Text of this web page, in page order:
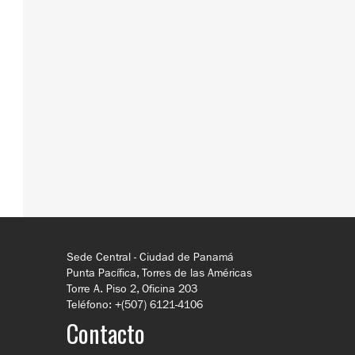
Sede Central - Ciudad de Panamá
Punta Pacífica, Torres de las Américas
Torre A. Piso 2, Oficina 203
Teléfono: +(507) 6121-4106
Contacto